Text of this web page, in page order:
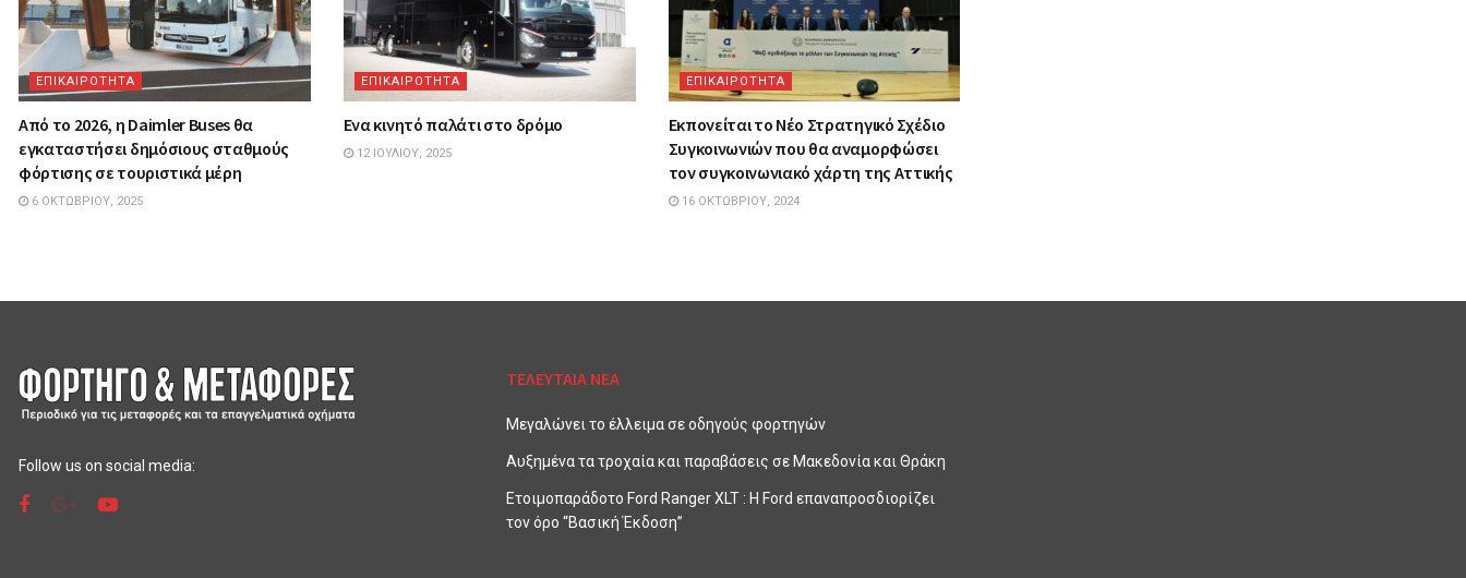
ΕΠΙΚΑΙΡΟΤΗΤΑ
Από το 2026, η Daimler Buses θα
εγκαταστήσει δημόσιους σταθμούς
φόρτισης σε τουριστικά μέρη
6 ΟΚΤΩΒΡΊΟΥ, 2025
ΕΠΙΚΑΙΡΟΤΗΤΑ
Ενα κινητό παλάτι στο δρόμο
12 ΙΟΥΛΊΟΥ, 2025
ΕΠΙΚΑΙΡΟΤΗΤΑ
Εκπονείται το Νέο Στρατηγικό Σχέδιο
Συγκοινωνιών που θα αναμορφώσει
τον συγκοινωνιακό χάρτη της Αττικής
16 ΟΚΤΩΒΡΊΟΥ, 2024
Follow us on social media:
ΤΕΛΕΥΤΑΙΑ ΝΕΑ
Μεγαλώνει το έλλειμα σε οδηγούς φορτηγών
Αυξημένα τα τροχαία και παραβάσεις σε Μακεδονία και Θράκη
Ετοιμοπαράδοτο Ford Ranger XLT : Η Ford επαναπροσδιορίζει
τον όρο “Βασική Έκδοση”